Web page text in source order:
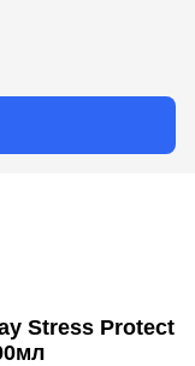
Stress Protect